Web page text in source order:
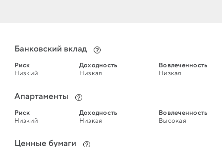
Банковский вклад
Риск
Низкий
Доходность
Низкая
Вовлеченность
Низкая
Апартаменты
Риск
Низкий
Доходность
Низкая
Вовлеченность
Высокая
Ценные бумаги